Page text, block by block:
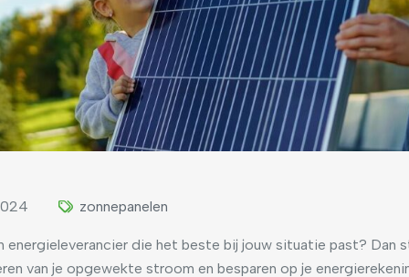
zonnepanelen
energieleverancier die het beste bij jouw situatie past? Dan
van je opgewekte stroom en besparen op je